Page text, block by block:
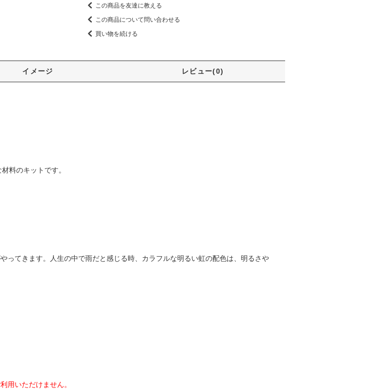
この商品を友達に教える
この商品について問い合わせる
買い物を続ける
イメージ レビュー(0)
料のキットです。
ってきます。人生の中で雨だと感じる時、カラフルな明るい虹の配色は、明るさや
用いただけません。